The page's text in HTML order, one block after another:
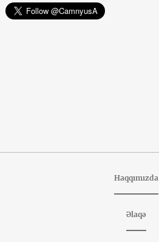
Haqqımızda
Əlaqə